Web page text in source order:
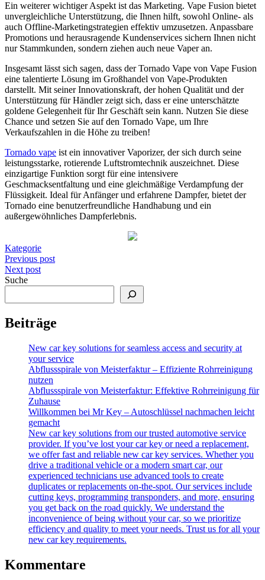
Ein weiterer wichtiger Aspekt ist das Marketing. Vape Fusion bietet
unvergleichliche Unterstützung, die Ihnen hilft, sowohl Online- als
auch Offline-Marketingstrategien effektiv umzusetzen. Anpassbare
Promotions und herausragende Kundenservices sichern Ihnen nicht
nur Stammkunden, sondern ziehen auch neue Vaper an.
Insgesamt lässt sich sagen, dass der Tornado Vape von Vape Fusion
eine talentierte Lösung im Großhandel von Vape-Produkten
darstellt. Mit seiner Innovationskraft, der hohen Qualität und der
Unterstützung für Händler zeigt sich, dass er eine unterschätzte
goldene Gelegenheit für Ihr Geschäft sein kann. Nutzen Sie diese
Chance und setzen Sie auf den Tornado Vape, um Ihre
Verkaufszahlen in die Höhe zu treiben!
Tornado vape ist ein innovativer Vaporizer, der sich durch seine
leistungsstarke, rotierende Luftstromtechnik auszeichnet. Diese
einzigartige Funktion sorgt für eine intensivere
Geschmacksentfaltung und eine gleichmäßige Verdampfung der
Flüssigkeit. Ideal für Anfänger und erfahrene Dampfer, bietet der
Tornado eine benutzerfreundliche Handhabung und ein
außergewöhnliches Dampferlebnis.
Kategorie
Post
navigation
Previous post
Next post
Suche
Beiträge
New car key solutions for seamless access and security at
your service
Abflussspirale von Meisterfaktur – Effiziente Rohrreinigung
nutzen
Abflussspirale von Meisterfaktur: Effektive Rohrreinigung für
Zuhause
Willkommen bei Mr Key – Autoschlüssel nachmachen leicht
gemacht
New car key solutions from our trusted automotive service
provider. If you’ve lost your car key or need a replacement,
we offer fast and reliable new car key services. Whether you
drive a traditional vehicle or a modern smart car, our
experienced technicians use advanced tools to create
duplicates or replacements on-the-spot. Our services include
cutting keys, programming transponders, and more, ensuring
you get back on the road quickly. We understand the
inconvenience of being without your car, so we prioritize
efficiency and quality to meet your needs. Trust us for all your
new car key requirements.
Kommentare